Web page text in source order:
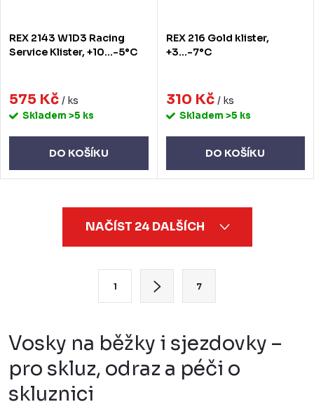
REX 2143 W1D3 Racing
Service Klister, +10…-5°C
575 Kč / ks
Skladem >5 ks
DO KOŠÍKU
REX 216 Gold klister,
+3…-7°C
310 Kč / ks
Skladem >5 ks
DO KOŠÍKU
c
p
r
NAČÍST 24 DALŠÍCH
á
k
o
1 7
Vosky na běžky i sjezdovky –
pro skluz, odraz a péči o
skluznici